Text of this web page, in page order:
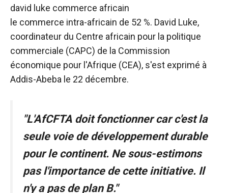
david luke commerce africain
le commerce intra-africain de 52 %. David Luke,
coordinateur du Centre africain pour la politique
commerciale (CAPC) de la Commission
économique pour l'Afrique (CEA), s'est exprimé à
Addis-Abeba le 22 décembre.
"L'AfCFTA doit fonctionner car c'est la
seule voie de développement durable
pour le continent. Ne sous-estimons
pas l'importance de cette initiative. Il
n'y a pas de plan B."